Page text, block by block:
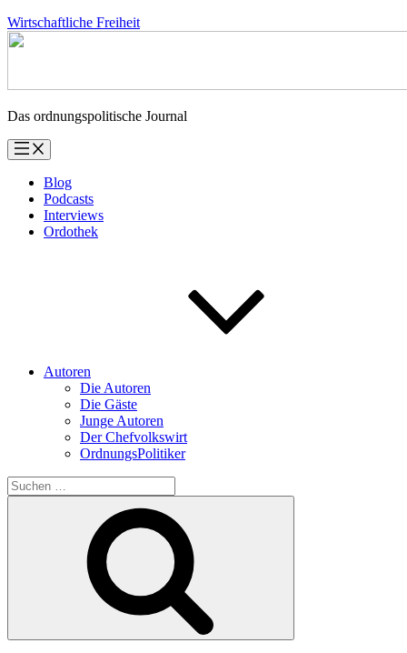
Zum
Inhalt
Wirtschaftliche Freiheit
Das ordnungspolitische Journal
Blog
Podcasts
Interviews
Ordothek
Autoren
Die Autoren
Die Gäste
Junge Autoren
Der Chefvolkswirt
OrdnungsPolitiker
Suchen
nach: